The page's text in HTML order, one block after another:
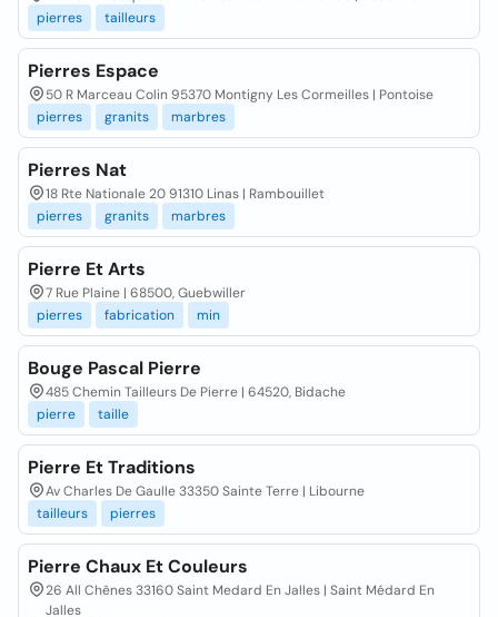
pierres
tailleurs
Pierres Espace
50 R Marceau Colin 95370 Montigny Les Cormeilles | Pontoise
pierres
granits marbres
Pierres Nat
18 Rte Nationale 20 91310 Linas | Rambouillet
pierres
granits marbres
Pierre Et Arts
7 Rue Plaine | 68500, Guebwiller
pierres
fabrication min
Bouge Pascal Pierre
485 Chemin Tailleurs De Pierre | 64520, Bidache
pierre
taille
Pierre Et Traditions
Av Charles De Gaulle 33350 Sainte Terre | Libourne
tailleurs
pierres
Pierre Chaux Et Couleurs
26 All Chênes 33160 Saint Medard En Jalles | Saint Médard En
Jalles